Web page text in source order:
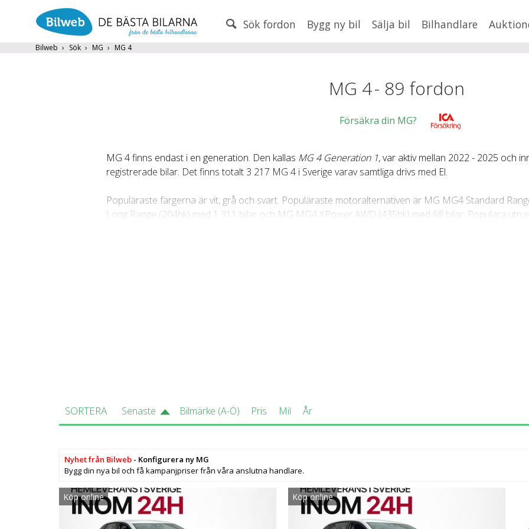
Sök fordon Bygg ny bil Sälja bil Bilhandlare
Bilweb Sök MG MG 4
Populära märken Volvo ,Audi,Mercedes,Volkswagen ,BMW
År till Mil från Mil till
MG 4- 89 fordon
Försäkra din MG?
MG 4 finns endast i en generation. Den kallas MG 4 Generation 1, var aktiv mellan 2022 - 2025 och
registrerade bilar. Det finns totalt 3 217 MG 4 i Sverige varav samtliga drivs med El.
Populäraste färgerna är vit, grå och svart. Populäraste motoralternativen är MG MG4 Standard
Long Range (204hk) med 1 311 bilar och MG MG4 XPower AWD (435hk) med 68 bilar. Populära
Vikt
1695 kg - 1878 kg.
Till salu
Det finns ca 75 begagnade MG 4 till salu på Bilweb med pris från 194 900 kr
SORTERA Senaste Bilmärke (A-Ö) Pris Mil År
Nyhet från Bilweb - Konfigurera ny MG
Bygg din nya bil och få kampanjpriser från våra anslutna handlare.
Köp online Köp online